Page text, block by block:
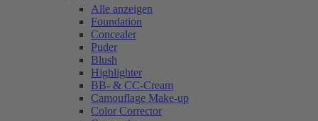
Alle anzeigen
Foundation
Concealer
Puder
Blush
Highlighter
BB- & CC-Cream
Camouflage Make-up
Color Corrector